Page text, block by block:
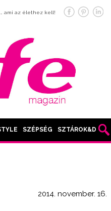
… ami az élethez kell!
SZÉPSÉG SZTÁROK&DIVAT
2014. november. 16.